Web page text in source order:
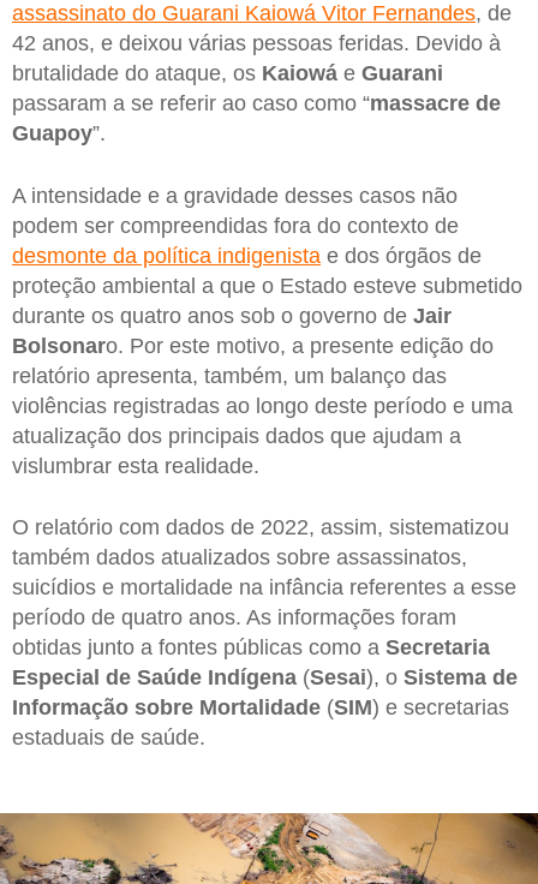
assassinato do Guarani Kaiowá Vitor Fernandes, de
42 anos, e deixou várias pessoas feridas. Devido à
brutalidade do ataque, os Kaiowá e Guarani
passaram a se referir ao caso como “massacre de
Guapoy”.
A intensidade e a gravidade desses casos não
podem ser compreendidas fora do contexto de
desmonte da política indigenista e dos órgãos de
proteção ambiental a que o Estado esteve submetido
durante os quatro anos sob o governo de Jair
Bolsonaro. Por este motivo, a presente edição do
relatório apresenta, também, um balanço das
violências registradas ao longo deste período e uma
atualização dos principais dados que ajudam a
vislumbrar esta realidade.
O relatório com dados de 2022, assim, sistematizou
também dados atualizados sobre assassinatos,
suicídios e mortalidade na infância referentes a esse
período de quatro anos. As informações foram
obtidas junto a fontes públicas como a Secretaria
Especial de Saúde Indígena (Sesai), o Sistema de
Informação sobre Mortalidade (SIM) e secretarias
estaduais de saúde.